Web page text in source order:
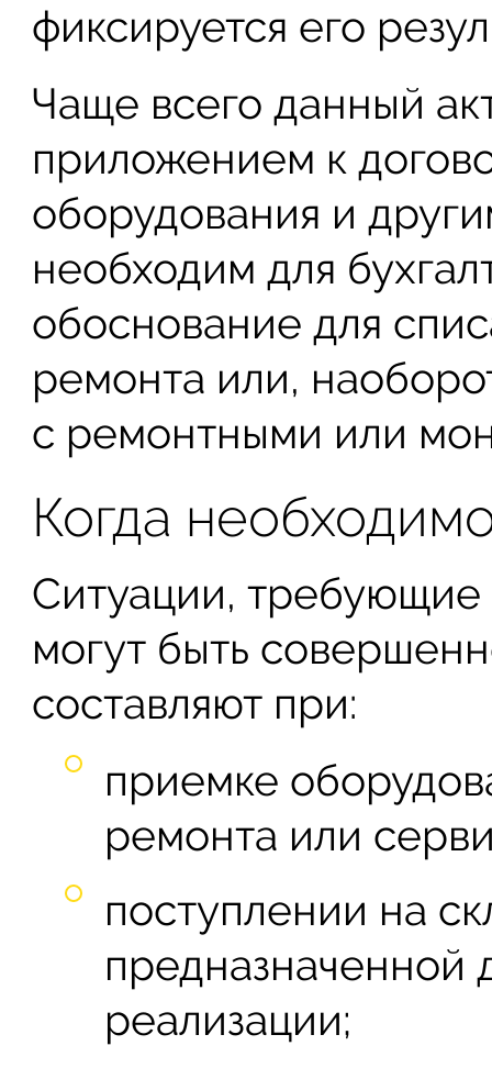
фиксируется его
Чаще всего данный
приложением к
оборудования и
необходим для
обоснование для
ремонта или,
с ремонтными или
Когда
Ситуации,
могут быть
составляют при:
приемке
ремонта или
поступлении на
реализации;